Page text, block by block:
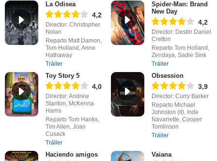
La Odisea
4,2
Director: Christopher
Nolan
Reparto Matt Damon,
Tom Holland, Anne
Hathaway
Tráiler
Spider-Man: Brand
New Day
4,2
Director: Destin Daniel
Cretton
Reparto Tom Holland,
Zendaya, Sadie Sink
Tráiler
Toy Story 5
4,0
Director: Andrew
Stanton, McKenna
Harris
Reparto Tom Hanks,
Tim Allen, Joan
Cusack
Tráiler
Obsession
3,9
Director: Curry Barker
Reparto Michael
Johnston (II), Inde
Navarrette, Cooper
Tomlinson
Tráiler
Haciendo amigos Vaiana